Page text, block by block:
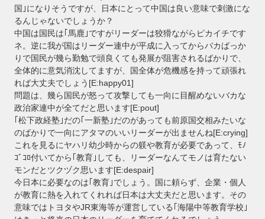
国｣になりそうですが、日本にとって中国は良い意味で刺激にな
るんじゃないでしょうか？
中国は国民は｢馬鹿｣ですがリーダーは狡猾ながらピカイチです
ネ。逆に我が国はリーダー連中が平成に入ってからバカばっか
りで国民が幾ら勤勉で頭良くても発展が阻害されるばかりで、
全体的に意気消沈してますが、国全体が危機感を持って頑張れ
れば大丈夫でしょう[E:happy01]
問題は、幾ら国民が怒って攻撃しても一向に目醒めないバカな
政治家連中が全てだと思います[E:pout]
｢松下政経塾｣だの｢一新塾｣だのがあっても前原国交相みたいな
のばかりで一向にアタマのいいリーダーが出ませんね[E:crying]
これを見るにヤハリ幼少時からの躾や教育が必要であって、ﾓﾉ
ｺﾞｺﾛ付いてから｢教育｣しても、リーダーなんてモノは育たない
モンだとツクヅク思います[E:despair]
今日本に必要なのは｢教育｣でしょう。国に頼らず、企業・個人
が教育に熱を入れてくれれば日本は大丈夫だと思います。その
意味ではトヨタやJR東海等が運営している｢海陽中等教育学校｣